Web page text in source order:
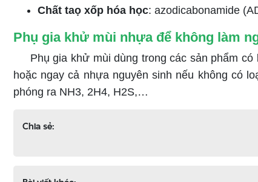
Chất taọ xốp hóa học: azodicabonamide
Phụ gia khử mùi nhựa để không làm
Phụ gia khử mùi dùng trong các sản phẩm
hoặc ngay cả nhựa nguyên sinh nếu không có
phóng ra NH3, 2H4, H2S,…
Chia sẻ: